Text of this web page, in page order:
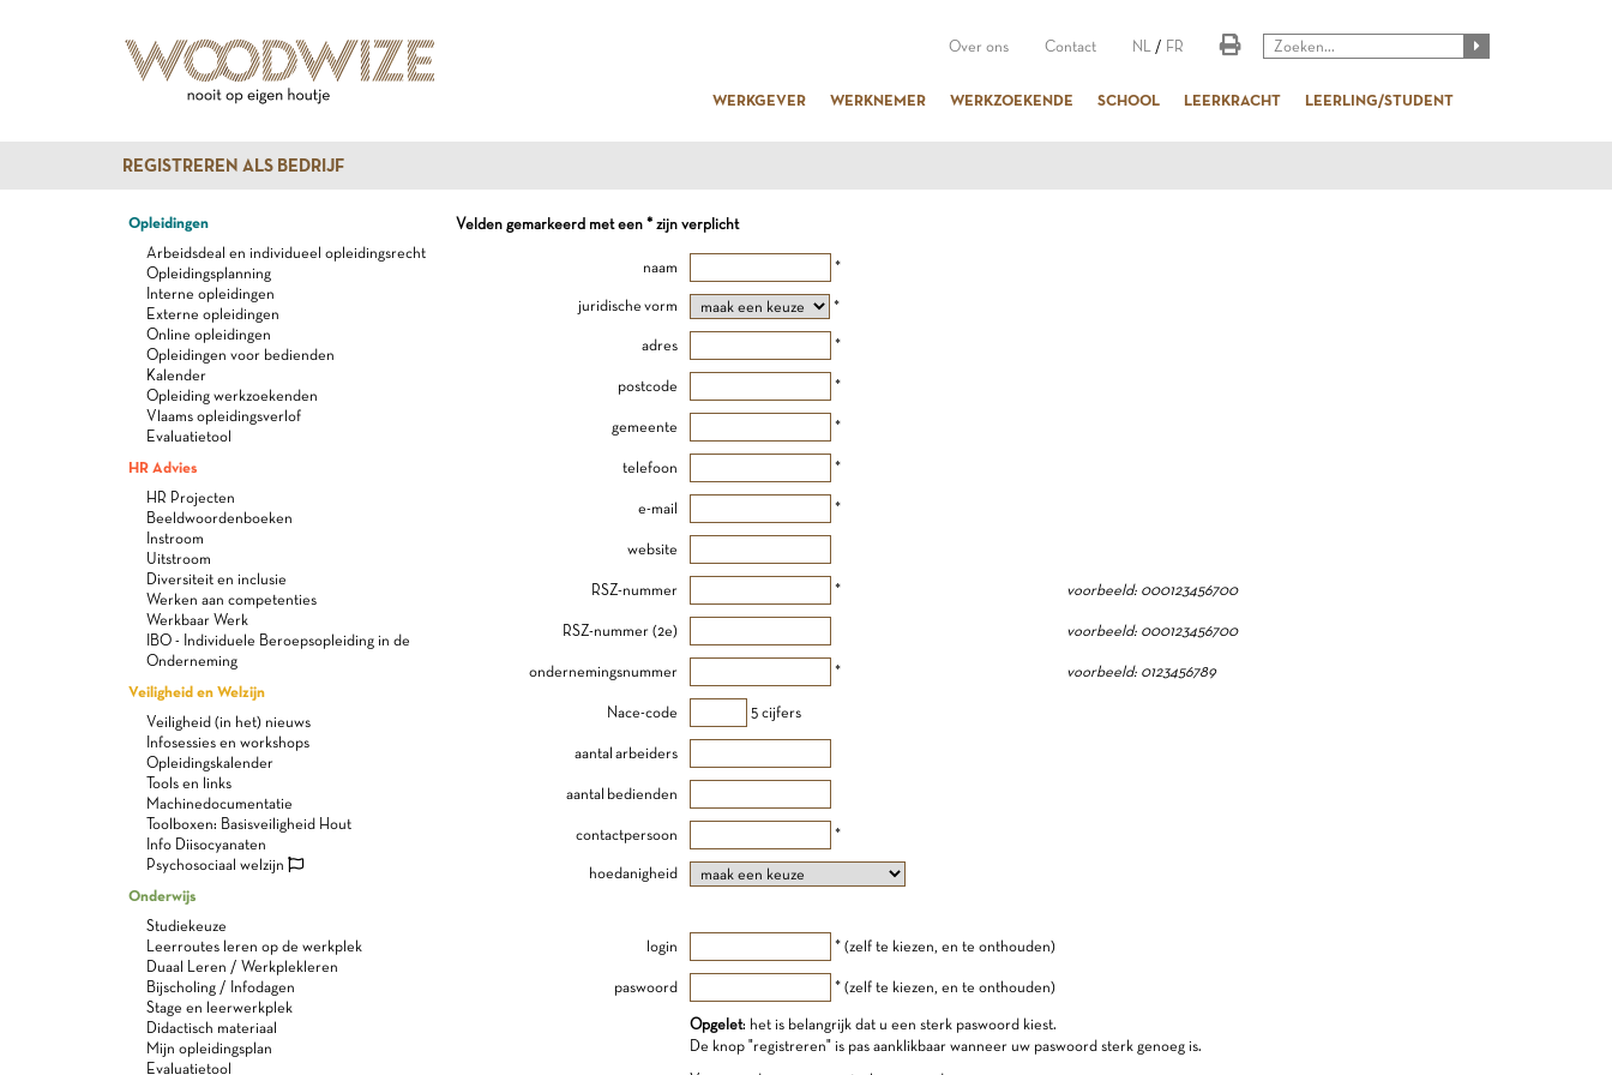
Over ons Contact NL / FR
WERKGEVER WERKNEMER WERKZOEKENDE SCHOOL LEERKRACHT LEERLING/STUDENT
REGISTREREN ALS BEDRIJF
Opleidingen
Arbeidsdeal en individueel opleidingsrecht
Opleidingsplanning
Interne opleidingen
Externe opleidingen
Online opleidingen
Opleidingen voor bedienden
Kalender
Opleiding werkzoekenden
Vlaams opleidingsverlof
Evaluatietool
HR Advies
HR Projecten
Beeldwoordenboeken
Instroom
Uitstroom
Diversiteit en inclusie
Werken aan competenties
Werkbaar Werk
IBO - Individuele Beroepsopleiding in de
Onderneming
Veiligheid en Welzijn
Veiligheid (in het) nieuws
Infosessies en workshops
Opleidingskalender
Tools en links
Machinedocumentatie
Toolboxen: Basisveiligheid Hout
Info Diisocyanaten
Psychosociaal welzijn
Onderwijs
Studiekeuze
Leerroutes leren op de werkplek
Duaal Leren / Werkplekleren
Bijscholing / Infodagen
Stage en leerwerkplek
Didactisch materiaal
Mijn opleidingsplan
Evaluatietool
Velden gemarkeerd met een * zijn verplicht
naam *
juridische vorm *
adres *
postcode *
gemeente *
telefoon *
e-mail *
website
RSZ-nummer * voorbeeld: 000123456700
RSZ-nummer (2e) voorbeeld: 000123456700
ondernemingsnummer * voorbeeld: 0123456789
Nace-code 5 cijfers
aantal arbeiders
aantal bedienden
contactpersoon *
hoedanigheid
login * (zelf te kiezen, en te onthouden)
paswoord * (zelf te kiezen, en te onthouden)
Opgelet: het is belangrijk dat u een sterk paswoord kiest.
De knop "registreren" is pas aanklikbaar wanneer uw paswoord sterk genoeg is.